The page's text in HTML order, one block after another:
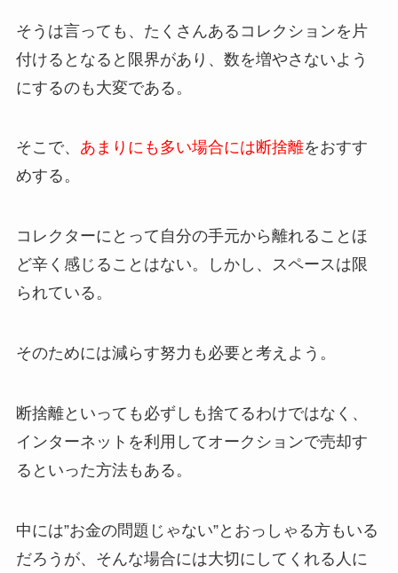
そうは言っても、たくさんあるコレクションを片
付けるとなると限界があり、数を増やさないよう
にするのも大変である。
そこで、 あまりにも多い場合には断捨離をおすす
めする。
コレクターにとって自分の手元から離れることほ
ど辛く感じることはない。しかし、スペースは限
られている。
そのためには減らす努力も必要と考えよう。
断捨離といっても必ずしも捨てるわけではなく、
インターネットを利用してオークションで売却す
るといった方法もある。
中には”お金の問題じゃない”とおっしゃる方もいる
だろうが、そんな場合には大切にしてくれる人に